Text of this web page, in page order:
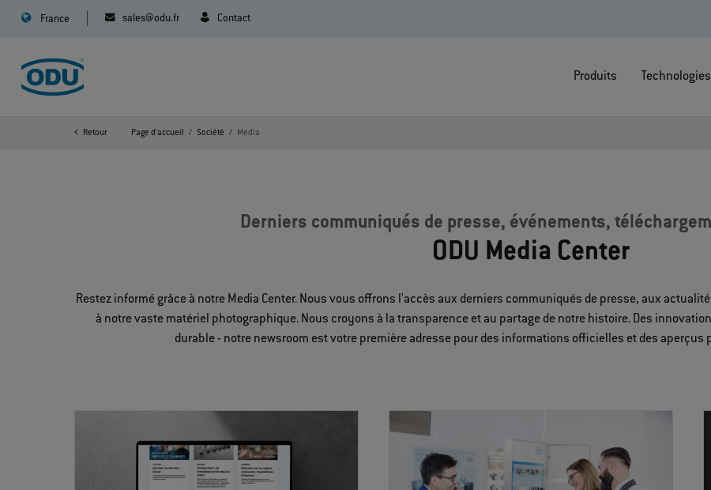
France sales@odu.fr Contact
Produits Technologies
Retour Page d'accueil Société Media
Derniers communiqués de presse, événements,
ODU Media Center
Restez informé grâce à notre Media Center. Nous vous offrons l'accès aux derniers communiqués de presse, aux
à notre vaste matériel photographique. Nous croyons à la transparence et au partage de notre histoire. Des
durable - notre newsroom est votre première adresse pour des informations officielles et des aperçus